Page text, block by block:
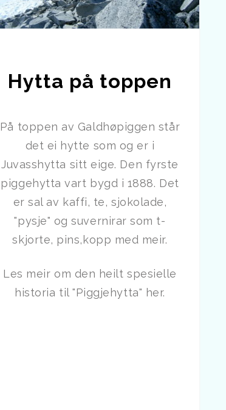
Hytta på toppen
På toppen av Galdhøpiggen står
det ei hytte som og er i
Juvasshytta sitt eige. Den fyrste
piggehytta vart bygd i 1888. Det
er sal av kaffi, te, sjokolade,
"pysje" og suvernirar som t-
skjorte, pins,kopp med meir.
Les meir om den heilt spesielle
historia til "Piggjehytta" her.